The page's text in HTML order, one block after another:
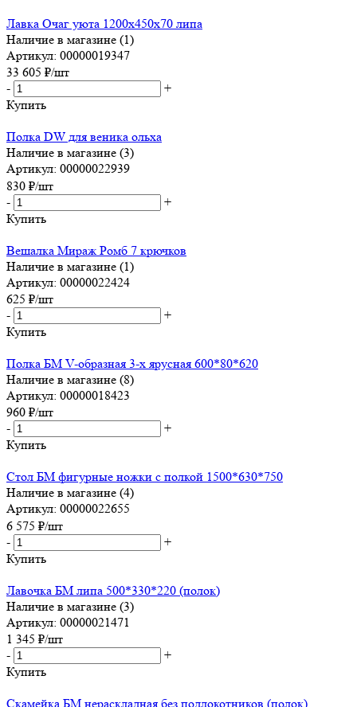
Лавка Очаг уюта 1200х450х70 липа
Наличие в магазине (1)
Артикул: 00000019347
33 605 ₽/шт
-
+
Купить
Полка DW для веника ольха
Наличие в магазине (3)
Артикул: 00000022939
830 ₽/шт
-
+
Купить
Вешалка Мираж Ромб 7 крючков
Наличие в магазине (1)
Артикул: 00000022424
625 ₽/шт
-
+
Купить
Полка БМ V-образная 3-х ярусная 600*80*620
Наличие в магазине (8)
Артикул: 00000018423
960 ₽/шт
-
+
Купить
Стол БМ фигурные ножки с полкой 1500*630*750
Наличие в магазине (4)
Артикул: 00000022655
6 575 ₽/шт
-
+
Купить
Лавочка БМ липа 500*330*220 (полок)
Наличие в магазине (3)
Артикул: 00000021471
1 345 ₽/шт
-
+
Купить
Скамейка БМ нераскладная без подлокотников (полок)